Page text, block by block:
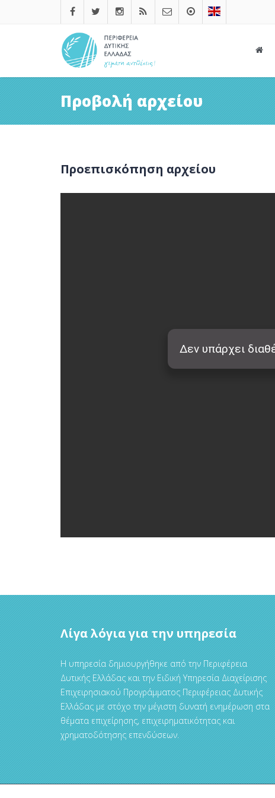
Προβολή αρχείου
Προεπισκόπηση αρχείου
Λίγα λόγια για την υπηρεσία
Η υπηρεσία δημιουργήθηκε από την Περιφέρεια
Δυτικής Ελλάδας και την Ειδική Υπηρεσία Διαχείρισης
Επιχειρησιακού Προγράμματος Περιφέρειας Δυτικής
Ελλάδας με στόχο την μέγιστη δυνατή ενημέρωση στα
θέματα επιχείρησης, επιχειρηματικότητας και
χρηματοδότησης επενδύσεων.